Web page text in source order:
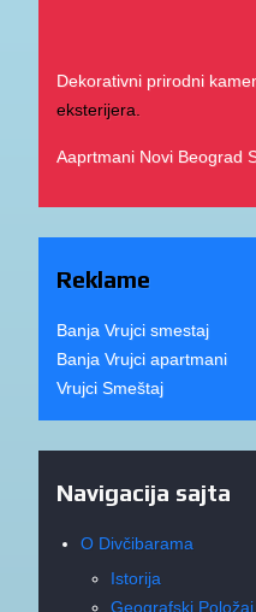
Dekorativni prirodni
eksterijera.
Aaprtmani Novi Beograd
Reklame
Banja Vrujci smestaj
Banja Vrujci apartmani
Vrujci Smeštaj
Navigacija sajta
O Divčibarama
Istorija
Geografski Položaj